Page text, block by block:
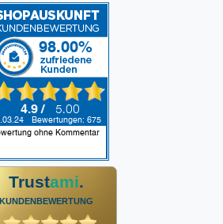
Trustami.
KUNDENBEWERTUNG